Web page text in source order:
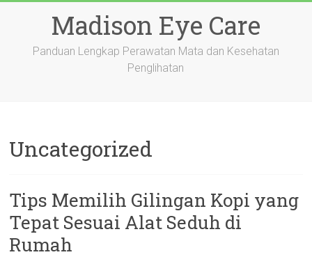
Madison Eye Care
Panduan Lengkap Perawatan Mata dan Kesehatan
Penglihatan
Uncategorized
Tips Memilih Gilingan Kopi yang
Tepat Sesuai Alat Seduh di
Rumah